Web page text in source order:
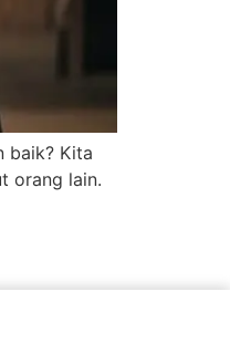
baik? Kita
orang lain.